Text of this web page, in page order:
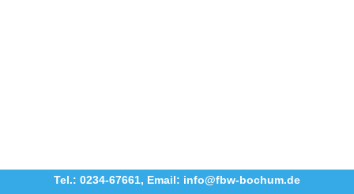
Tel.: 0234-67661, Email: info@fbw-bochum.de